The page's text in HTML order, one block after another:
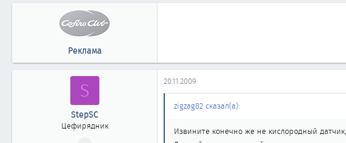
Реклама
S
StepSC
Цефирядник
20.11.2009
zigzag82 сказал(а):
Извините конечно же не кислородный